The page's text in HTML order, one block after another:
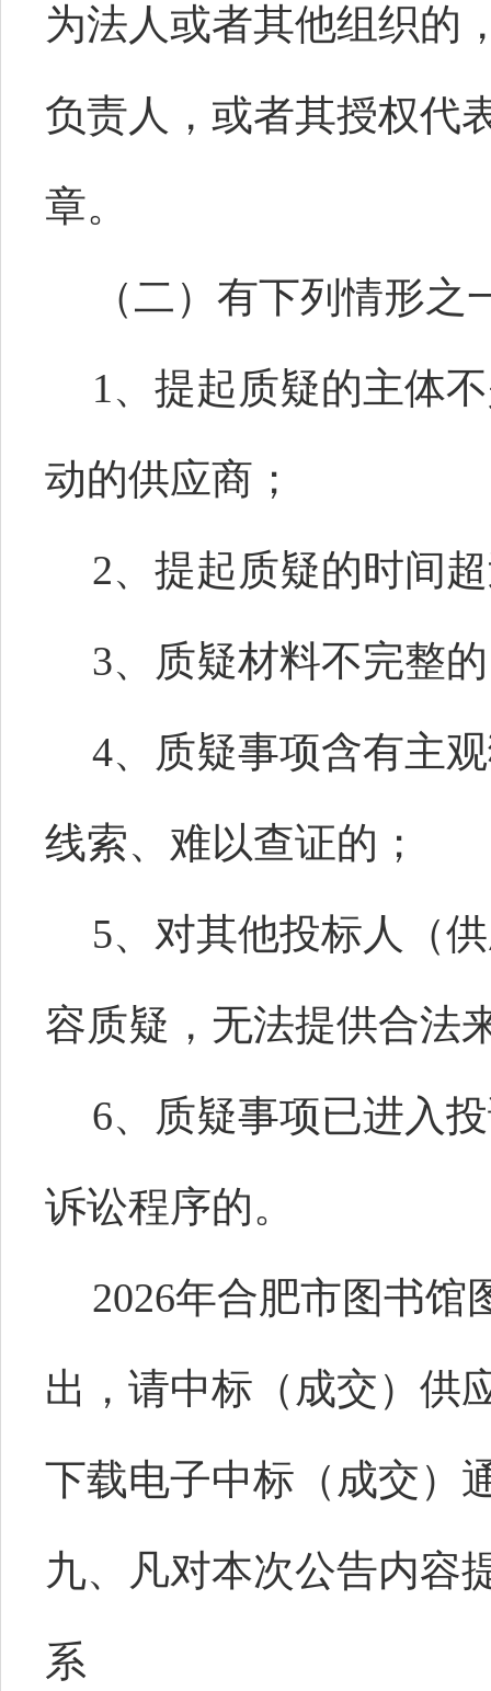
为法人或者其他组织的
负责人，或者其授权代
章。
（二）有下列情形
1、提起质疑的主体
动的供应商；
2、提起质疑的时间
3、质疑材料不完整
4、质疑事项含有主
线索、难以查证的；
5、对其他投标人（
容质疑，无法提供合法
6、质疑事项已进入
诉讼程序的。
2026年合肥市图书馆
出，请中标（成交）供
下载电子中标（成交）
九、凡对本次公告内容
系